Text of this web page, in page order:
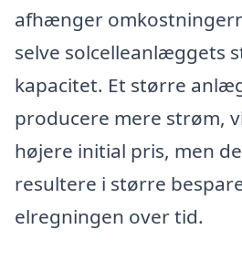
afhænger
selve solcelleanlæggets
kapacitet. Et større
producere mere strøm,
højere initial pris, men
resultere i større
elregningen over tid.